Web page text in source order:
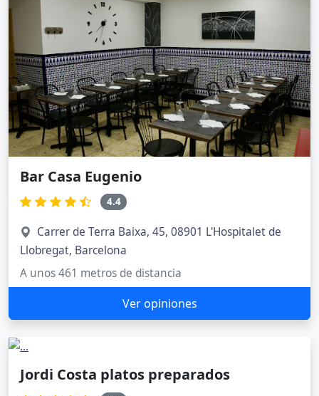
Bar Casa Eugenio
4.4
Carrer de Terra Baixa, 45, 08901 L'Hospitalet de
Llobregat, Barcelona
A unos 461 metros de distancia
Ver opiniones
Jordi Costa platos preparados